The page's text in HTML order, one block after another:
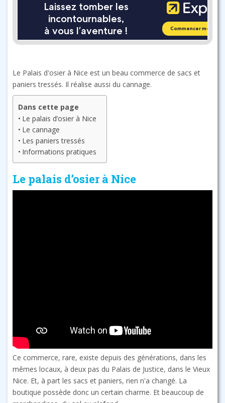
Le Palais d'osier à Nice est un beau commerce de sacs et
paniers tressés. Il réalise aussi du cannage.
Dans cette page
Le palais d’osier à Nice
Le cannage
Les paniers tressés
Informations pratiques
Le palais d’osier à Nice
Ce commerce, rare, existe depuis des générations, dans les
mêmes locaux, à deux pas du Palais de Justice, dans le Vieux
Nice. Et, à part les sacs et paniers, rien n'a changé. La
boutique possède donc un certain charme. Et beaucoup de